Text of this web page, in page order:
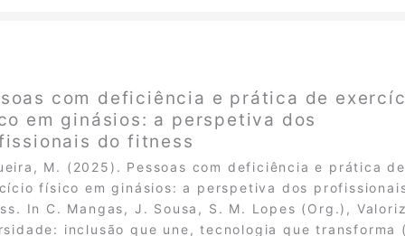
com deficiência e prática de
em ginásios: a perspetiva dos
do fitness
M. (2025). Pessoas com deficiência e prática de
físico em ginásios: a perspetiva dos
In C. Mangas, J. Sousa, S. M. Lopes (Org.),
inclusão que une, tecnologia que transforma